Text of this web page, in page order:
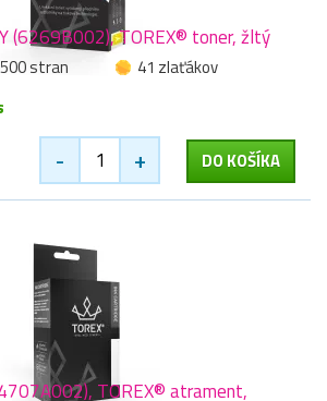
(6269B002), TOREX® toner, žltý
stran
41 zlaťákov
- + DO KOŠÍKA
TOREX® atrament,